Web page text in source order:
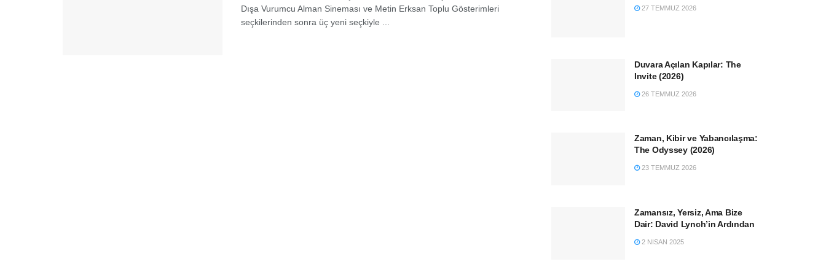
Dışa Vurumcu Alman Sineması ve Metin Erksan Toplu Gösterimleri
seçkilerinden sonra üç yeni seçkiyle ...
27 TEMMUZ 2026
Duvara Açılan Kapılar: The
Invite (2026)
26 TEMMUZ 2026
Zaman, Kibir ve Yabancılaşma:
The Odyssey (2026)
23 TEMMUZ 2026
Zamansız, Yersiz, Ama Bize
Dair: David Lynch’in Ardından
2 NISAN 2025